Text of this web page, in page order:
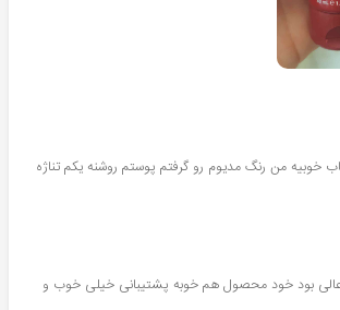
خوبیه من رنگ مدیوم رو گرفتم پوستم روشنه یکم تناژه
بود خود محصول هم خوبه پشتیبانی خیلی خوب و